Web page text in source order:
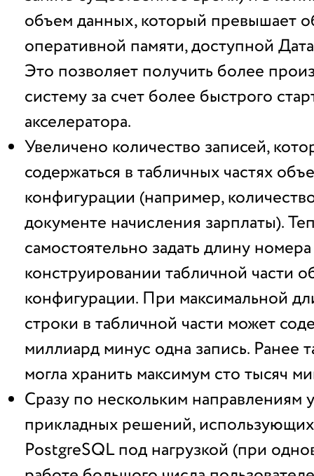
объем данных, который превышает
оперативной памяти, доступной
Это позволяет получить более
систему за счет более быстрого
акселератора.
Увеличено количество записей,
содержаться в табличных частях
конфигурации (например,
документе начисления зарплаты).
самостоятельно задать длину
конструировании табличной части
конфигурации. При максимальной
строки в табличной части может
миллиард минус одна запись. Ранее
могла хранить максимум сто тысяч
Сразу по нескольким направлениям
прикладных решений,
PostgreSQL под нагрузкой (при